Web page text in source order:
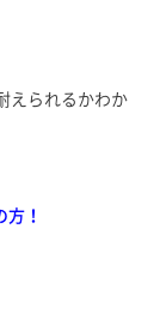
えられるかわか
！